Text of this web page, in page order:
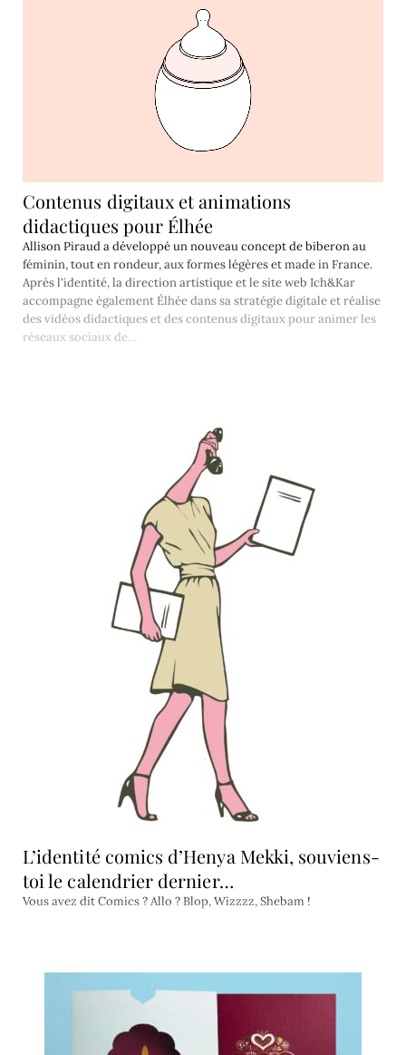
Contenus digitaux et animations
didactiques pour Élhée
Allison Piraud a développé un nouveau concept de biberon au
féminin, tout en rondeur, aux formes légères et made in France.
Après l'identité, la direction artistique et le site web Ich&Kar
accompagne également Élhée dans sa stratégie digitale et réalise
des vidéos didactiques et des contenus digitaux pour animer les
réseaux sociaux de…
L’identité comics d’Henya Mekki, souviens-
toi le calendrier dernier…
Vous avez dit Comics ? Allo ? Blop, Wizzzz, Shebam !